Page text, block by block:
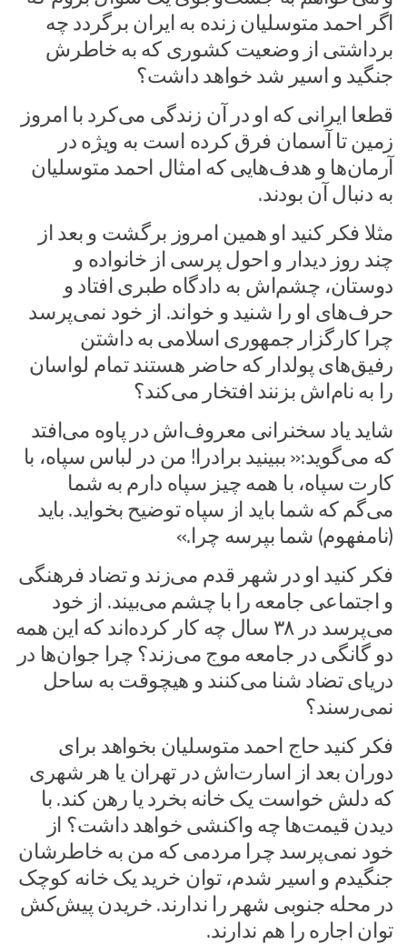
اگر احمد متوسلیان زنده به ایران برگردد چه
برداشتی از وضعیت کشوری که به خاطرش
جنگید و اسیر شد خواهد داشت؟
قطعا ایرانی که او در آن زندگی می‌کرد با امروز
زمین تا آسمان فرق کرده است به ویژه در
آرمان‌ها و هدف‌هایی که امثال احمد متوسلیان
به دنبال آن بودند.
مثلا فکر کنید او همین امروز برگشت و بعد از
چند روز دیدار و احول پرسی از خانواده و
دوستان، چشم‌اش به دادگاه طبری افتاد و
حرف‌های او را شنید و خواند. از خود نمی‌پرسد
چرا کارگزار جمهوری اسلامی به داشتن
رفیق‌های پولدار که حاضر هستند تمام لواسان
را به نام‌اش بزنند افتخار می‌کند؟
شاید یاد سخنرانی معروف‌اش در پاوه می‌افتد
که می‌گوید:« ببینید برادرا! من در لباس سپاه، با
کارت سپاه، با همه چیز سپاه دارم به شما
می‌گم که شما باید از سپاه توضیح بخواید. باید
(نامفهوم) شما بپرسه چرا.»
فکر کنید او در شهر قدم می‌زند و تضاد فرهنگی
و اجتماعی جامعه را با چشم می‌بیند. از خود
می‌پرسد در ۳۸ سال چه کار کرده‌اند که این همه
دو گانگی در جامعه موج می‌زند؟ چرا جوان‌ها در
دریای تضاد شنا می‌کنند و هیچوقت به ساحل
نمی‌رسند؟
فکر کنید حاج احمد متوسلیان بخواهد برای
دوران بعد از اسارت‌اش در تهران یا هر شهری
که دلش خواست یک خانه بخرد یا رهن کند. با
دیدن قیمت‌ها چه واکنشی خواهد داشت؟ از
خود نمی‌پرسد چرا مردمی که من به خاطرشان
جنگیدم و اسیر شدم، توان خرید یک خانه کوچک
در محله جنوبی شهر را ندارند. خریدن پیش‌کش
توان اجاره را هم ندارند.